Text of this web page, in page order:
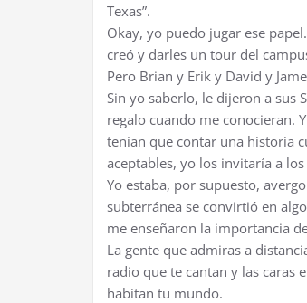
Texas”.
Okay, yo puedo jugar ese
creó y darles un tour del
Pero Brian y Erik y David y
Sin yo saberlo, le dijeron a sus
regalo cuando me conocieran.
tenían que contar una historia
aceptables, yo los invitaría a
Yo estaba, por supuesto,
subterránea se convirtió en
me enseñaron la importancia
La gente que admiras a
radio que te cantan y las caras
habitan tu mundo.